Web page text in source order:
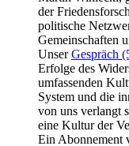
der
politische
Gemeinschaften
UnserGespräch
Erfolge des
umfassenden
System und die
von uns verlangt
eine Kultur der
Ein Abonnement